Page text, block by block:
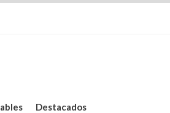
Destacados